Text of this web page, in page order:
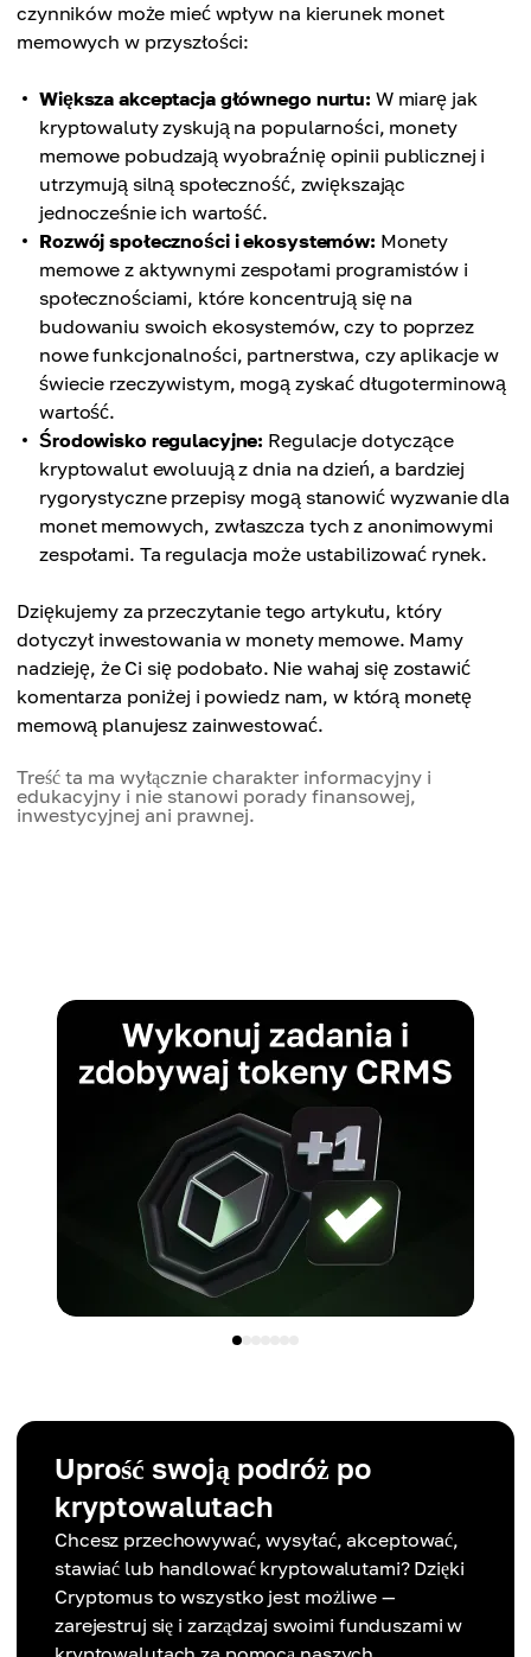
czynników może mieć wpływ na kierunek monet
memowych w przyszłości:
Większa akceptacja głównego nurtu: W miarę jak
kryptowaluty zyskują na popularności, monety
memowe pobudzają wyobraźnię opinii publicznej i
utrzymują silną społeczność, zwiększając
jednocześnie ich wartość.
Rozwój społeczności i ekosystemów: Monety
memowe z aktywnymi zespołami programistów i
społecznościami, które koncentrują się na
budowaniu swoich ekosystemów, czy to poprzez
nowe funkcjonalności, partnerstwa, czy aplikacje w
świecie rzeczywistym, mogą zyskać długoterminową
wartość.
Środowisko regulacyjne: Regulacje dotyczące
kryptowalut ewoluują z dnia na dzień, a bardziej
rygorystyczne przepisy mogą stanowić wyzwanie dla
monet memowych, zwłaszcza tych z anonimowymi
zespołami. Ta regulacja może ustabilizować rynek.
Dziękujemy za przeczytanie tego artykułu, który
dotyczył inwestowania w monety memowe. Mamy
nadzieję, że Ci się podobało. Nie wahaj się zostawić
komentarza poniżej i powiedz nam, w którą monetę
memową planujesz zainwestować.
Treść ta ma wyłącznie charakter informacyjny i
edukacyjny i nie stanowi porady finansowej,
inwestycyjnej ani prawnej.
Uprość swoją podróż po
kryptowalutach
Chcesz przechowywać, wysyłać, akceptować,
stawiać lub handlować kryptowalutami? Dzięki
Cryptomus to wszystko jest możliwe —
zarejestruj się i zarządzaj swoimi funduszami w